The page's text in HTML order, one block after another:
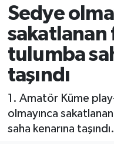
Sedye
sakatlanan
tulumba
taşındı
1. Amatör Küme
olmayınca
saha kenarına taşındı.
Ekonomi
Gündem
Kültür ve Sanat
Magazin
Resmi İlanlar
Süper Lig Puan
Tüm Manşetler
Son Dakika
Haber Arşivi